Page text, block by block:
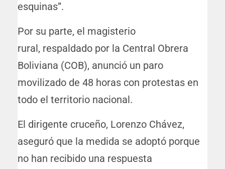
esquinas”.
Por su parte, el magisterio
rural, respaldado por la Central Obrera
Boliviana (COB), anunció un paro
movilizado de 48 horas con protestas en
todo el territorio nacional.
El dirigente cruceño, Lorenzo Chávez,
aseguró que la medida se adoptó porque
no han recibido una respuesta